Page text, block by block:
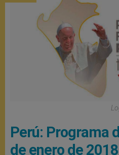
Perú: Programa
de enero de 2018